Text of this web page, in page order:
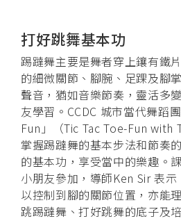
打好跳舞基本功
踢躂舞主要是舞者穿上鑲有鐵
的細微關節、腳腕、足踝及腳
聲音，猶如音樂節奏，靈活多
友學習。CCDC 城市當代舞蹈
Fun」（Tic Tac Toe-Fun with
掌握踢躂舞的基本步法和節奏
的基本功，享受當中的樂趣。
小朋友參加，導師Ken Sir 表
以控制到腳的關節位置，亦能
跳踢躂舞、打好跳舞的底子及